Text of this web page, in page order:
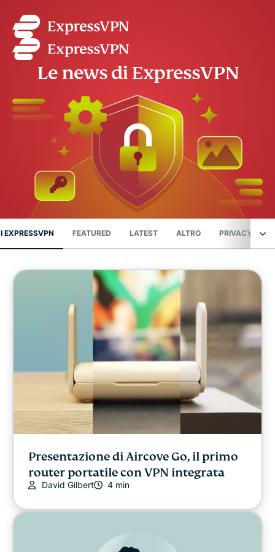
Le news di ExpressVPN
EXPRESSVPN FEATURED LATEST ALTRO PRIVACY
Libertà digitale
Digital Security Lab
ExpressVPN for Teams (Beta)
Le news di ExpressVPN
Latest
Altro
Presentazione di Aircove Go, il primo
router portatile con VPN integrata
David Gilbert 4 min